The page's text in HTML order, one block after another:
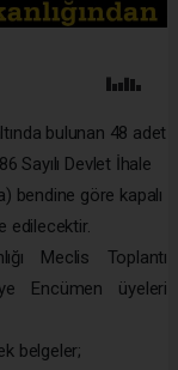
bulunan 48 adet
Sayılı Devlet İhale
bendine göre kapalı
edilecektir.
Meclis Toplantı
Encümen üyeleri
belgeler;